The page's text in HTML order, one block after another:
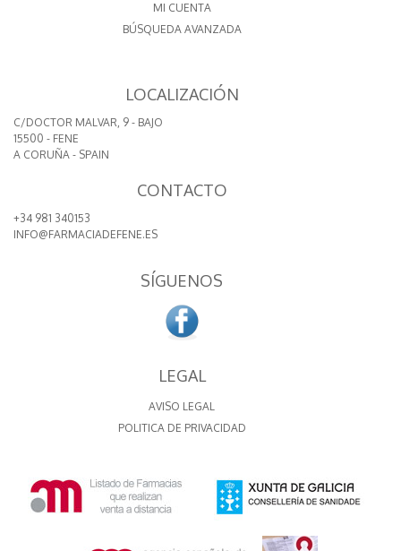
MI CUENTA
BÚSQUEDA AVANZADA
LOCALIZACIÓN
C/DOCTOR MALVAR, 9 - BAJO
15500 - FENE
A CORUÑA - SPAIN
CONTACTO
+34 981 340153
INFO@FARMACIADEFENE.ES
SÍGUENOS
LEGAL
AVISO LEGAL
POLITICA DE PRIVACIDAD